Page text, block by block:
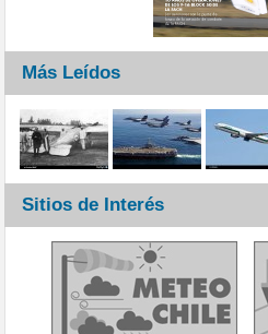
Más Leídos
Sitios de Interés